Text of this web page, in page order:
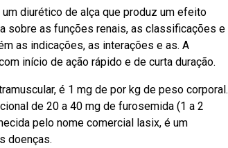
diurético de alça que produz um efeito
sobre as funções renais, as classificações e
as indicações, as interações e as. A
início de ação rápido e de curta duração.
é 1 mg de por kg de peso corporal.
de 20 a 40 mg de furosemida (1 a 2
pelo nome comercial lasix, é um
doenças.